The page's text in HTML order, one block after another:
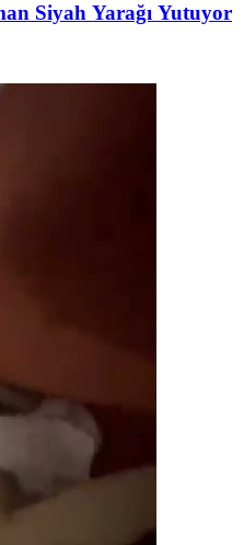
Siyah Yarağı Yutuyor